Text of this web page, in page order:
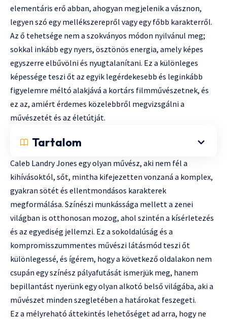
elementáris erő abban, ahogyan megjelenik a vásznon,
legyen szó egy mellékszerepről vagy egy főbb karakterről.
Az ő tehetsége nem a szokványos módon nyilvánul meg;
sokkal inkább egy nyers, ösztönös energia, amely képes
egyszerre elbűvölni és nyugtalanítani. Ez a különleges
képessége teszi őt az egyik legérdekesebb és leginkább
figyelemre méltó alakjává a kortárs filmművészetnek, és
ez az, amiért érdemes közelebbről megvizsgálni a
művészetét és az életútját.
Tartalom
Caleb Landry Jones egy olyan művész, aki nem fél a
kihívásoktól, sőt, mintha kifejezetten vonzaná a komplex,
gyakran sötét és ellentmondásos karakterek
megformálása. Színészi munkássága mellett a zenei
világban is otthonosan mozog, ahol szintén a kísérletezés
és az egyediség jellemzi. Ez a sokoldalúság és a
kompromisszummentes művészi látásmód teszi őt
különlegessé, és ígérem, hogy a következő oldalakon nem
csupán egy színész pályafutását ismerjük meg, hanem
bepillantást nyerünk egy olyan alkotó belső világába, aki a
művészet minden szegletében a határokat feszegeti.
Ez a mélyreható áttekintés lehetőséget ad arra, hogy ne